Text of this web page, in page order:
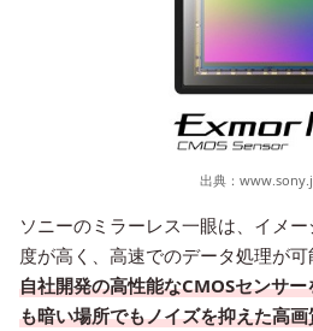
出典：
ソニーのミラーレス一眼は、イメ
度が高く、高速でのデータ処理が可
自社開発の高性能なCMOSセンサ
も暗い場所でもノイズを抑えた高